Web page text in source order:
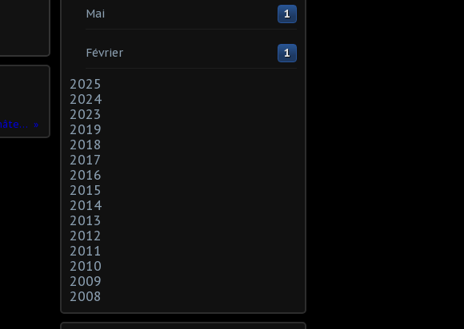
Bienvenue au Châtelard
Mai 1
Février 1
2025
2024
2023
2019
2018
2017
2016
2015
2014
2013
2012
2011
2010
2009
2008